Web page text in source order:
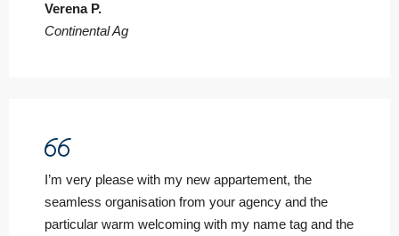
Verena P.
Continental Ag
I’m very please with my new appartement, the
seamless organisation from your agency and the
particular warm welcoming with my name tag and the